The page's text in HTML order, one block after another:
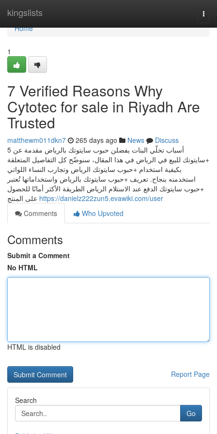
kingslists
Home
Home
1
7 Verified Reasons Why
Cytotec for sale in Riyadh Are
Trusted
matthewm011dkn7 265 days ago News
Discuss
5 أسباب تخلّي البنات يفضلن حبوب سايتوتك بالرياض مقدمة عن
+سايتوتك للبيع في الرياض في هذا المقال، سنوضّح كل التفاصيل المتعلقة
بكيفية استخدام +حبوب سايتوتك الرياض وتجارب النساء اللواتي
استخدمنه بنجاح. تعريف +حبوب سايتوتك بالرياض واستخداماتها تُعتبر
+حبوب سايتوتك الدفع عند الاستلام الرياض الطريقة الأكثر أمانًا للحصول
https://danielz222zun5.evawiki.com/user
Comments
Who Upvoted
Comments
Submit a Comment
No HTML
HTML is disabled
Report Page
Search
Go